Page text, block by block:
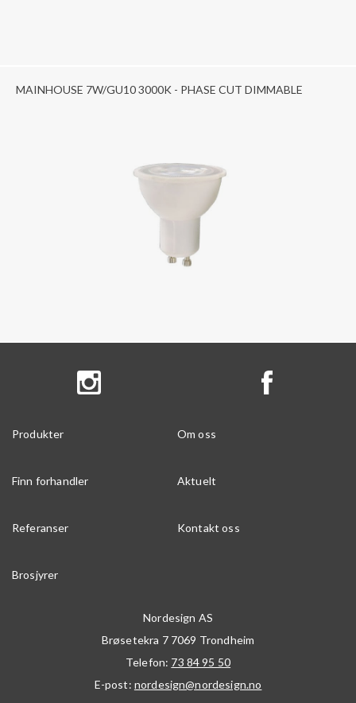
MAINHOUSE 7W/GU10 3000K - PHASE CUT DIMMABLE
Produkter Om oss
Finn forhandler Aktuelt
Referanser Kontakt oss
Brosjyrer
Nordesign AS
Brøsetekra 7 7069 Trondheim
Telefon: 73 84 95 50
E-post: nordesign@nordesign.no